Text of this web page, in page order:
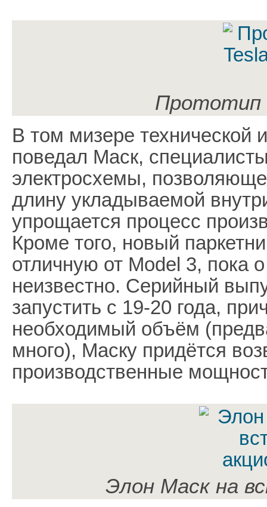
Прототип
В том мизере технической
поведал Маск,
электросхемы,
длину укладываемой
упрощается процесс
Кроме того, новый
отличную от Model 3, пока
неизвестно. Серийный
запустить с 19-20 года,
необходимый объём
много), Маску придётся
производственные
Элон Маск на